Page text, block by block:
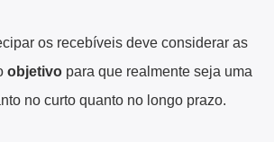
os recebíveis deve considerar as
objetivo para que realmente seja uma
no curto quanto no longo prazo.